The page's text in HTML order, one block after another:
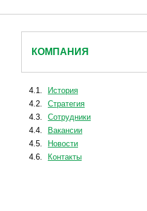
КОМПАНИЯ
4.1.
История
4.2.
Стратегия
4.3.
Сотрудники
4.4.
Вакансии
4.5.
Новости
4.6.
Контакты